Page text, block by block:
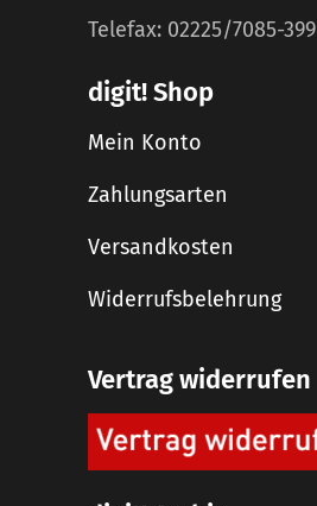
Telefax: 02225/7085-399
digit! Shop
Mein Konto
Zahlungsarten
Versandkosten
Widerrufsbelehrung
Vertrag widerrufen